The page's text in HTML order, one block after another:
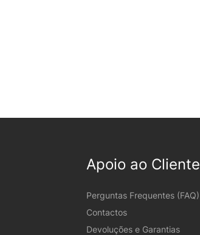
Apoio ao Cliente
Perguntas Frequentes (FAQ)
Contactos
Devoluções e Garantias